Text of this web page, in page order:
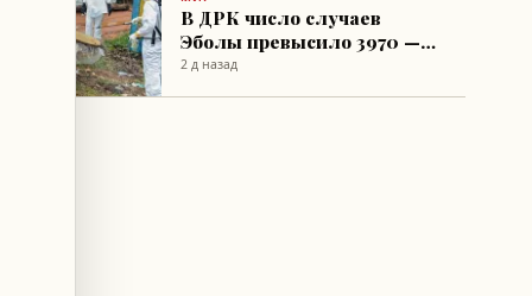
В ДРК число случаев
Эболы превысило 3970 —
ВОЗ предупреждает о
2 д назад